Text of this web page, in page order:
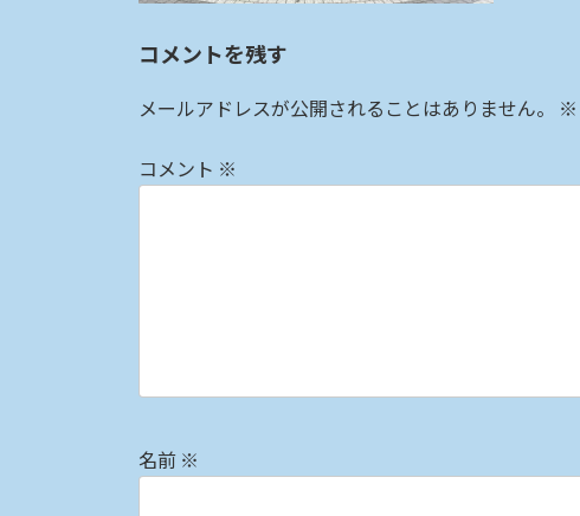
コメントを残す
メールアドレスが公開されることはありません。 ※
コメント ※
名前 ※